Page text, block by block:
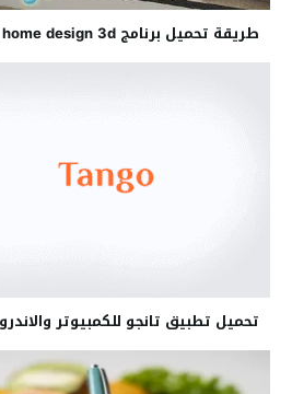
طريقة تحميل برنامج home design 3d للكمبيوتر
تحميل تطبيق تانجو للكمبيوتر